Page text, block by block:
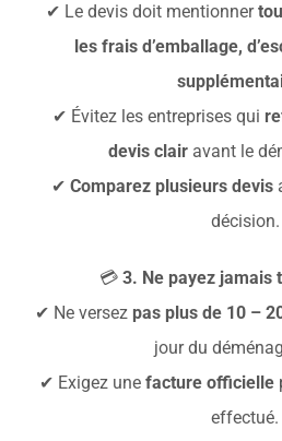
✔ Le devis doit mentionner
les frais d’emballage,
✔ Évitez les entreprises qui
devis clairavant le
✔ Comparez plusieurs devis
décision.
💳 3. Ne payez jamais
✔ Ne versez pas plus de 10 –
jour du
✔ Exigez une facture officielle
effectué.